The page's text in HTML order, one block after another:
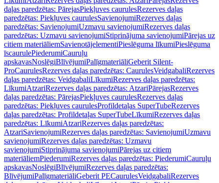
daļas paredzētas: PārejasPiekļuves caurulesRezerves daļas
paredzētas: Piekļuves caurulesSavienojumiRezerves daļas
paredzētas: SavienojumiUzmavu savienojumiRezerves daļas
paredzētas: Uzmavu savienojumiStiprinājuma savienojumiPārejas uz
citiem materiāliemSavienotājelementiPieslēguma līkumiPieslēguma
īscaurulePiederumiCauruļu
apskavasNoslēgiBlīvējumiPalīgmateriāliGeberit Silent-
ProCaurulesRezerves daļas paredzētas: CaurulesVeidgabaliRezerves
daļas paredzētas: VeidgabaliLīkumiRezerves daļas paredzētas:
LīkumiAtzariRezerves daļas paredzētas: AtzariPārejasRezerves
daļas paredzētas: PārejasPiekļuves caurulesRezerves daļas
paredzētas: Piekļuves caurulesProfildetaļas SuperTubeRezerves
daļas paredzētas: Profildetaļas SuperTubeLīkumiRezerves daļas
paredzētas: LīkumiAtzariRezerves daļas paredzētas:
AtzariSavienojumiRezerves daļas paredzētas: SavienojumiUzmavu
savienojumiRezerves daļas paredzētas: Uzmavu
savienojumiStiprinājuma savienojumiPārejas uz citiem
materiāliemPiederumiRezerves daļas paredzētas: PiederumiCauruļu
apskavasNoslēgiBlīvējumiRezerves daļas paredzētas:
BlīvējumiPalīgmateriāliGeberit PECaurulesVeidgabaliRezerves